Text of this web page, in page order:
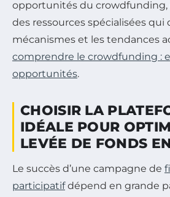
opportunités du
des ressources spécialisées qui
mécanismes et les tendances
comprendre le crowdfunding :
opportunités.
CHOISIR LA
IDÉALE POUR
LEVÉE DE FONDS
Le succès d’une campagne de
participatifdépend en grande